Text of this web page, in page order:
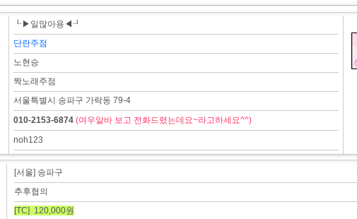
┖▶일많아용◀┚
단란주점
노현승
짝노래주점
서울특별시 송파구 가락동 79-4
010-2153-6874 (여우알바 보고 전화드렸는데요~라고하세요^^)
noh123
[서울] 송파구
추후협의
[TC] 120,000원